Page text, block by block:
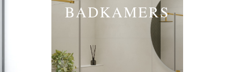
BADKAMERS